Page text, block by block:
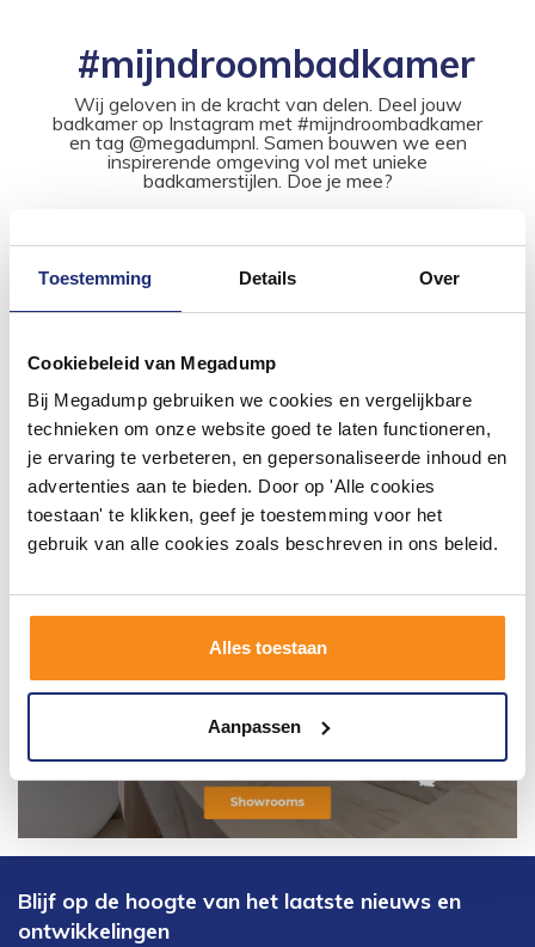
Toestemming Details Over
Cookiebeleid van Megadump
Bij Megadump gebruiken we cookies en vergelijkbare
technieken om onze website goed te laten functioneren,
je ervaring te verbeteren, en gepersonaliseerde inhoud en
advertenties aan te bieden. Door op 'Alle cookies
toestaan' te klikken, geef je toestemming voor het
gebruik van alle cookies zoals beschreven in ons beleid.
Alles toestaan
Aanpassen
#mijndroombadkamer
Wij geloven in de kracht van delen. Deel jouw
badkamer op Instagram met #mijndroombadkamer
en tag @megadumpnl. Samen bouwen we een
inspirerende omgeving vol met unieke
badkamerstijlen. Doe je mee?
Blijf op de hoogte van het laatste nieuws en
ontwikkelingen